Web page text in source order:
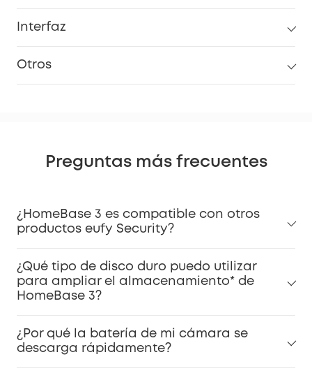
Interfaz
Otros
Preguntas más frecuentes
¿HomeBase 3 es compatible con otros
productos eufy Security?
¿Qué tipo de disco duro puedo utilizar
para ampliar el almacenamiento* de
HomeBase 3?
¿Por qué la batería de mi cámara se
descarga rápidamente?